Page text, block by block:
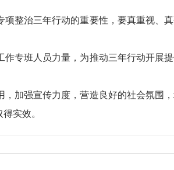
整治三年行动的重要性，要真重视、
专班人员力量，为推动三年行动开展
加强宣传力度，营造良好的社会氛围
实效。